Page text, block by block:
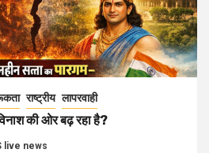
राष्ट्रीय लापरवाही
की ओर बढ़ रहा है?
live news